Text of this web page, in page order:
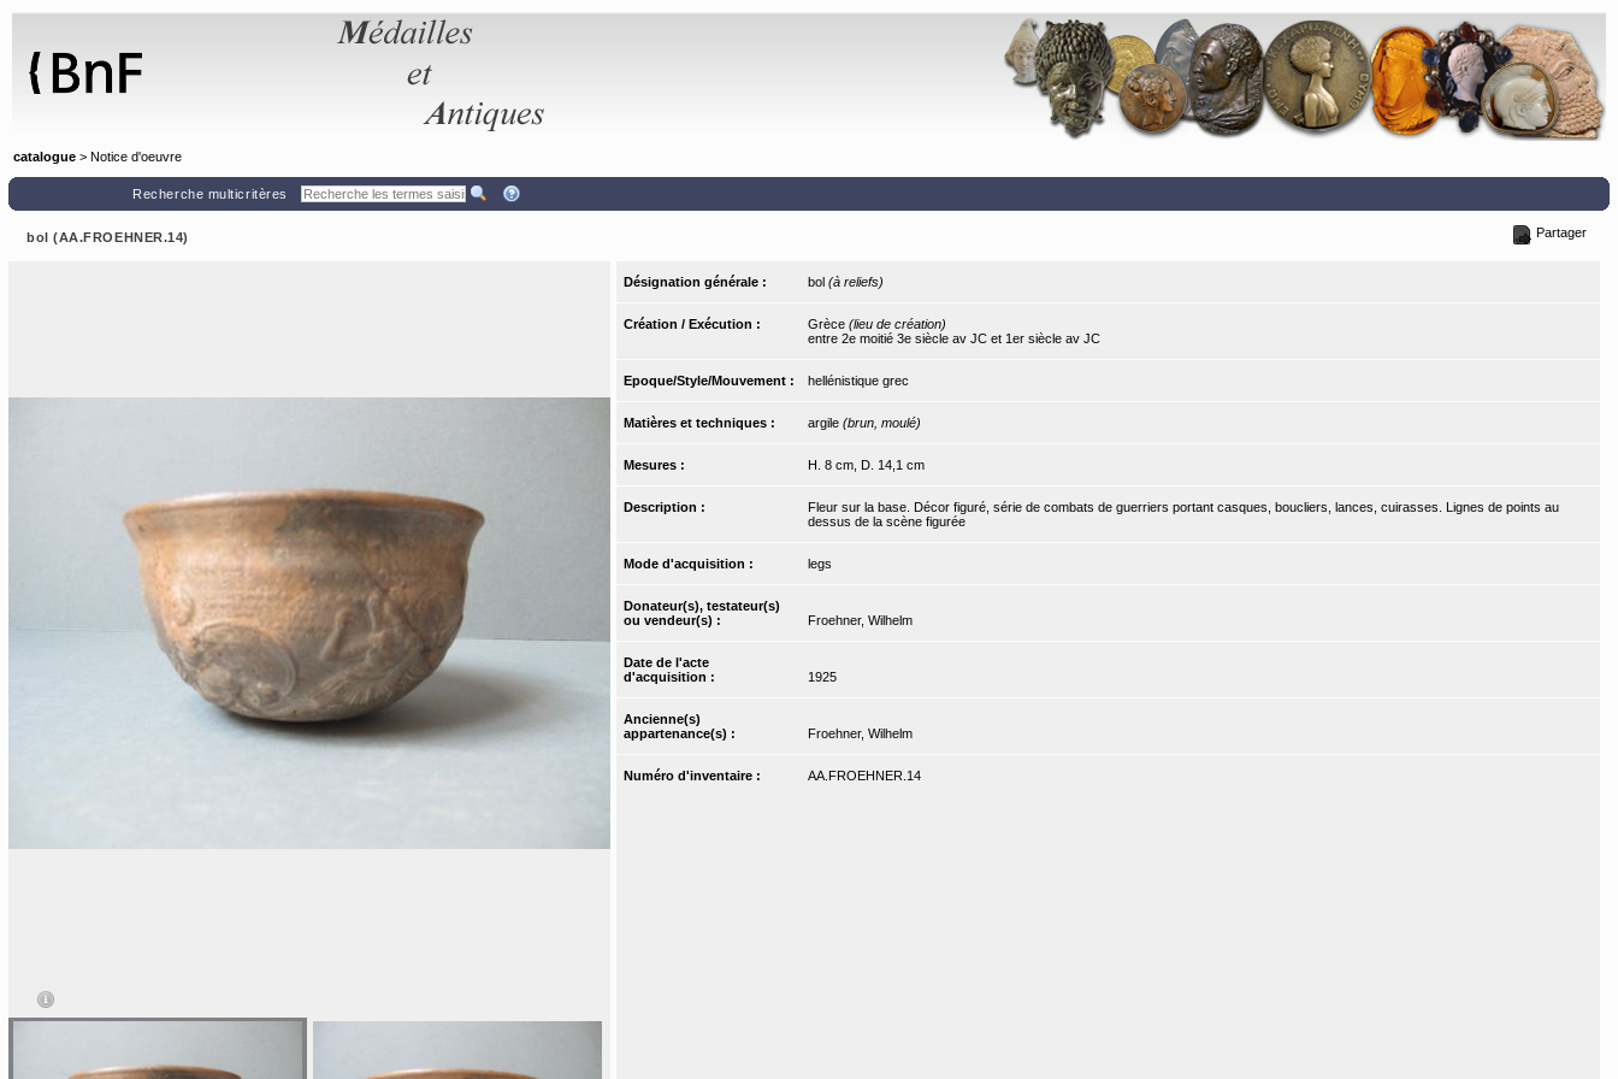
catalogue > Notice d'oeuvre
Recherche multicritères
bol (AA.FROEHNER.14) Partager
Désignation générale : bol (à reliefs)
Création / Exécution : Grèce (lieu de création)
entre 2e moitié 3e siècle av JC et 1er siècle av JC
Epoque/Style/Mouvement : hellénistique grec
Matières et techniques : argile (brun, moulé)
Mesures : H. 8 cm, D. 14,1 cm
Description :
Fleur sur la base. Décor figuré, série de combats de guerriers portant casques, boucliers, lances, cuirasses. Lignes de points au
dessus de la scène figurée
Mode d'acquisition : legs
Donateur(s), testateur(s)
ou vendeur(s) :
Froehner, Wilhelm
Date de l'acte
d'acquisition :
1925
Ancienne(s)
appartenance(s) :
Froehner, Wilhelm
Numéro d'inventaire : AA.FROEHNER.14